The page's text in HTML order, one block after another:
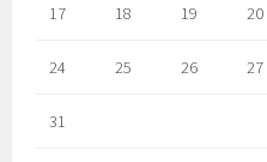
17 18 19 20
24 25 26 27
31